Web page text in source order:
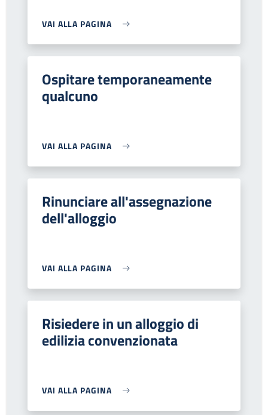
VAI ALLA PAGINA
Ospitare temporaneamente
qualcuno
VAI ALLA PAGINA
Rinunciare all'assegnazione
dell'alloggio
VAI ALLA PAGINA
Risiedere in un alloggio di
edilizia convenzionata
VAI ALLA PAGINA